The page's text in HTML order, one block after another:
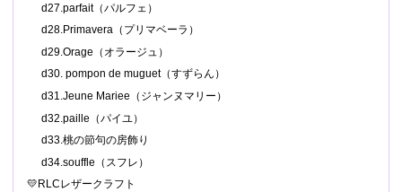
d27.parfait（パルフェ）
d28.Primavera（プリマベーラ）
d29.Orage（オラージュ）
d30. pompon de muguet（すずらん）
d31.Jeune Mariee（ジャンヌマリー）
d32.paille（パイユ）
d33.桃の節句の房飾り
d34.souffle（スフレ）
💛RLCレザークラフト